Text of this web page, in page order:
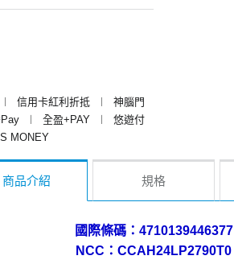
︱ 信用卡紅利折抵 ︱
神腦門
︱ 全盈+PAY ︱
悠遊付
MONEY
商品介紹 規格
國際條碼：4710139446377
NCC：CCAH24LP2790T0